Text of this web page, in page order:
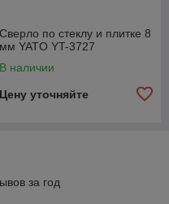
Сверло по стеклу и плитке 8
мм YATO YT-3727
В наличии
Цену уточняйте
за год